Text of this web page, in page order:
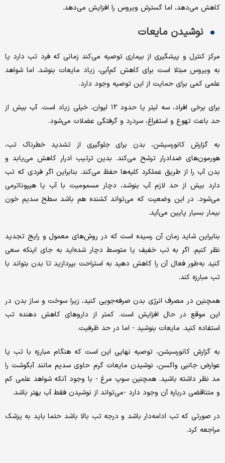
کاهش می‌دهد، اما گسترش ویروس را افزایش می‌دهد.
نوشیدن مایعات
مرکز کنترل و پیشگیری از بیماری توصیه می‌کند زمانی که فرد تب دارد یا
به ویروس مبتلا است برای کاهش کم‌آبی، زیاد مایعات بنوشد. اما شواهد
علمی کمی برای حمایت از این توصیه وجود دارد.
برای برخی افراد، سه لیتر یا حدود ۱۲ لیوان، خیلی زیاد است. آب بیش از
حد باعث تهوع و استفراغ، سردرد و گرفتگی عضلات می‌شود.
به گزارش کانورسیشن، بدن برای جلوگیری از تشدید خطرناک تب،
هورمون‌های ضدادرار ترشح می‌کند. بدین ترتیب ادرار کاهش می‌یابد و
بدن آب را از طریق عملکرد کلیه‌ها حفظ می‌کند. بنابراین اگر فردی که تب
دارد بیش از حد لازم آب بنوشد، دچار مسمومیت با آب یا هیپوناترمی
می‌شود. در این وضعیت که می‌تواند کشنده هم باشد سطح سدیم خون
بیمار بسیار پایین می‌آید.
بنابراین شاید زمان آن رسیده است که در روش‌های معمول و رایج تجدید
نظر کنیم. اگر به تب خفیف یا متوسط دچار شده‌اید به جای اینکه سعی
کنید به‌طور فعال آن را کاهش دهید به استراحت بپردازید تا بدن بتواند با
تب مبارزه کند.
همچنین در مصرف انرژی بدن صرفه‌جویی کنید، زیرا سوخت و ساز بدن در
این موقع در حال افزایش است. کمتر از داروهای کاهش دهنده تب
استفاده کنید. مایعات بنوشید - اما در حد ظرفیت.
به گزارش کانورسیشن، توصیه نهایی این است که هنگام مبارزه با تب یا
عوارض جانبی واکسن، نوشیدن مایعات گرم حاوی سدیم مانند آبگوشت را
مد نظر داشته باشید. همچنین سوپ مرغ - با وجود آنکه شواهد علمی کم
و متناقضی درباره آن وجود دارد -می‌تواند از نوشیدن فقط آب بهتر باشد.
در صورتی که تب ادامه‌دار باشد و درجه تب بالا باشد حتما باید به پزشک
مراجعه کرد.